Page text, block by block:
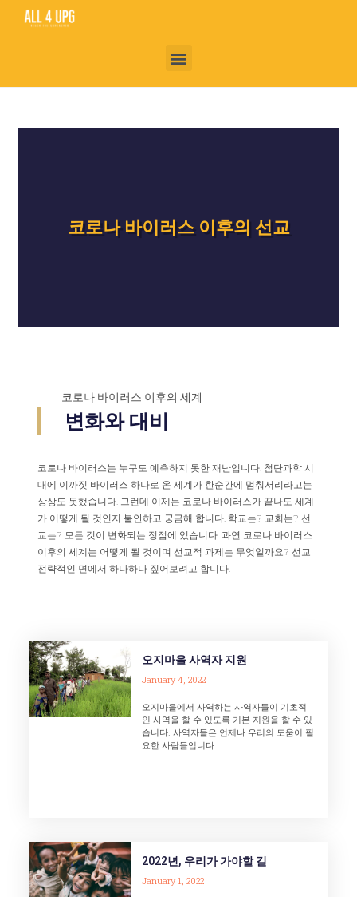
코로나 바이러스 이후의 선교
코로나 바이러스 이후의 세계
변화와 대비
코로나 바이러스는 누구도 예측하지 못한 재난입니다. 첨단과학 시
대에 이까짓 바이러스 하나로 온 세계가 한순간에 멈춰서리라고는
상상도 못했습니다. 그런데 이제는 코로나 바이러스가 끝나도 세계
가 어떻게 될 것인지 불안하고 궁금해 합니다. 학교는? 교회는? 선
교는? 모든 것이 변화되는 정점에 있습니다. 과연 코로나 바이러스
이후의 세계는 어떻게 될 것이며 선교적 과제는 무엇일까요? 선교
전략적인 면에서 하나하나 짚어보려고 합니다.
오지마을 사역자 지원
January 4, 2022
오지마을에서 사역하는 사역자들이 기초적
인 사역을 할 수 있도록 기본 지원을 할 수 있
습니다. 사역자들은 언제나 우리의 도움이 필
요한 사람들입니다.
2022년, 우리가 가야할 길
January 1, 2022